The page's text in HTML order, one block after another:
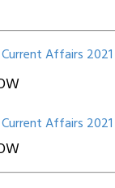
Affairs
Affairs 2021